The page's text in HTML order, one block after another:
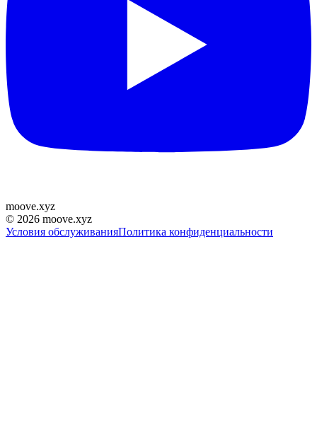
moove.xyz
© 2026 moove.xyz
Условия обслуживанияПолитика конфиденциальности